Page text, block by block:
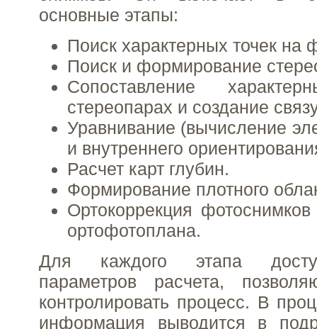
основные этапы:
Поиск характерных точек на
Поиск и формирование
Сопоставление
стереопарах и создание
Уравнивание (вычисление
и внутреннего
Расчет карт глубин.
Формирование плотного
Ортокоррекция
ортофотоплана.
Для каждого этапа
параметров расчета,
контролировать процесс. В
информация выводится в